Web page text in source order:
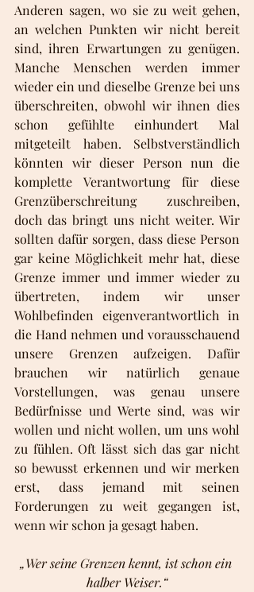
Anderen sagen, wo sie zu weit gehen,
an welchen Punkten wir nicht bereit
sind, ihren Erwartungen zu genügen.
Manche Menschen werden immer
wieder ein und dieselbe Grenze bei uns
überschreiten, obwohl wir ihnen dies
schon gefühlte einhundert Mal
mitgeteilt haben. Selbstverständlich
könnten wir dieser Person nun die
komplette Verantwortung für diese
Grenzüberschreitung zuschreiben,
doch das bringt uns nicht weiter. Wir
sollten dafür sorgen, dass diese Person
gar keine Möglichkeit mehr hat, diese
Grenze immer und immer wieder zu
übertreten, indem wir unser
Wohlbefinden eigenverantwortlich in
die Hand nehmen und vorausschauend
unsere Grenzen aufzeigen. Dafür
brauchen wir natürlich genaue
Vorstellungen, was genau unsere
Bedürfnisse und Werte sind, was wir
wollen und nicht wollen, um uns wohl
zu fühlen. Oft lässt sich das gar nicht
so bewusst erkennen und wir merken
erst, dass jemand mit seinen
Forderungen zu weit gegangen ist,
wenn wir schon ja gesagt haben.
„Wer seine Grenzen kennt, ist schon ein
halber Weiser.“